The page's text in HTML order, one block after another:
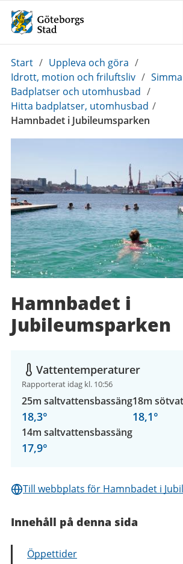
Du
är
här:
Start / Uppleva och göra /
Idrott, motion och friluftsliv /
Badplatser och utomhusbad /
Hitta badplatser, utomhusbad /
Hamnbadet i Jubileumsparken
Hamnbadet i
Jubileumsparken
Vattentemperaturer
Rapporterat idag kl. 10:56
25m saltvattensbassäng
18,3°
18m
18,1°
14m saltvattensbassäng
17,9°
Till webbplats för Hamnbadet i
Innehåll på denna sida
Öppettider